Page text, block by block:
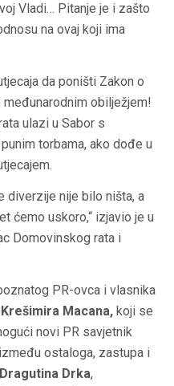
Vladi… Pitanje je i zašto
na ovaj koji ima
da poništi Zakon o
obilježjem!
ulazi u Sabor s
torbama, ako dođe u
diverzije nije bilo ništa, a
ćemo uskoro,“ izjavio je u
Domovinskog rata i
PR-ovca i vlasnika
Krešimira Macana, koji se
novi PR savjetnik
ostaloga, zastupa i
Dragutina Drka,